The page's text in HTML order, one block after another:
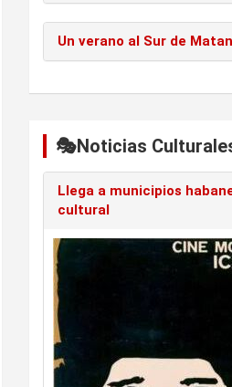
Un verano al Sur de
🎭Noticias
Llega a municipios
cultural